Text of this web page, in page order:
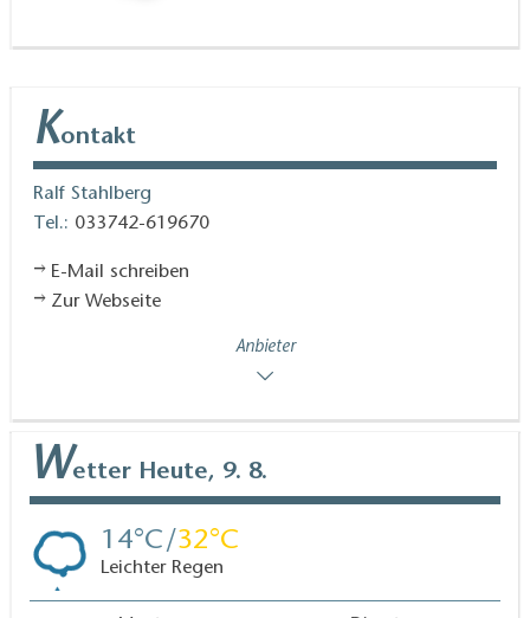
Kontakt
Ralf Stahlberg
Tel.: 033742-619670
E-Mail schreiben
Zur Webseite
Anbieter
Wetter Heute, 9. 8.
14 32
Leichter Regen